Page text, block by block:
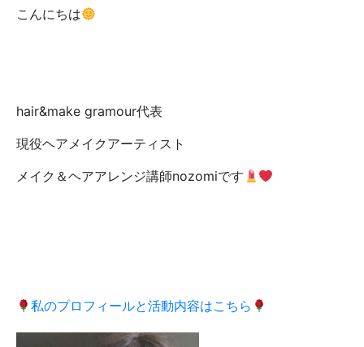
こんにちは
hair&make gramour代表
現役ヘアメイクアーティスト
メイク＆ヘアアレンジ講師nozomiです
私のプロフィールと活動内容はこちら